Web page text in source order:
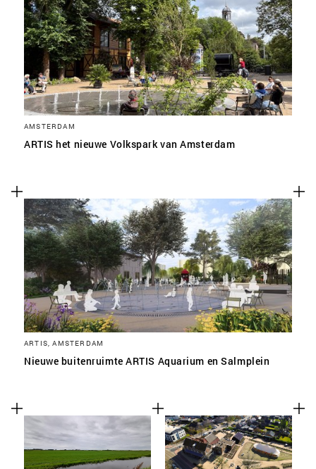
AMSTERDAM
ARTIS het nieuwe Volkspark van Amsterdam
ARTIS, AMSTERDAM
Nieuwe buitenruimte ARTIS Aquarium en Salmplein
SLA VOORKEUREN OP